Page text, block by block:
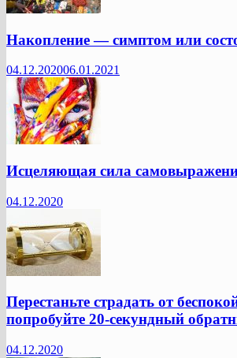
Накопление — симптом или
04.12.202006.01.2021
Исцеляющая сила
04.12.2020
Перестаньте страдать от
попробуйте 20-секундный
04.12.2020